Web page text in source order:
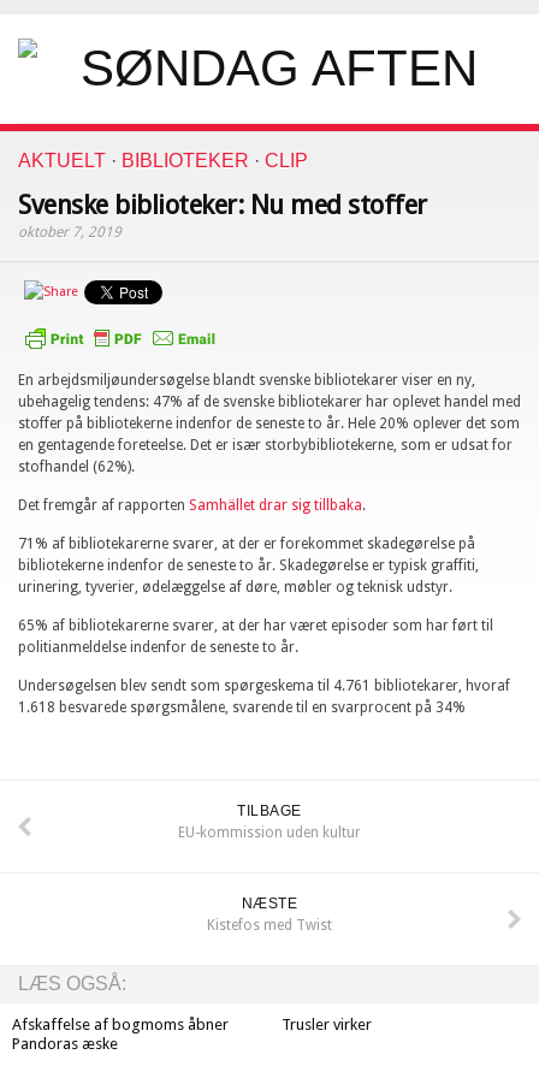
AKTUELT · BIBLIOTEKER · CLIP
Svenske biblioteker: Nu med stoffer
oktober 7, 2019
En arbejdsmiljøundersøgelse blandt svenske bibliotekarer viser en ny,
ubehagelig tendens: 47% af de svenske bibliotekarer har oplevet handel med
stoffer på bibliotekerne indenfor de seneste to år. Hele 20% oplever det som
en gentagende foreteelse. Det er især storbybibliotekerne, som er udsat for
stofhandel (62%).
Det fremgår af rapporten Samhället drar sig tillbaka.
71% af bibliotekarerne svarer, at der er forekommet skadegørelse på
bibliotekerne indenfor de seneste to år. Skadegørelse er typisk graffiti,
urinering, tyverier, ødelæggelse af døre, møbler og teknisk udstyr.
65% af bibliotekarerne svarer, at der har været episoder som har ført til
politianmeldelse indenfor de seneste to år.
Undersøgelsen blev sendt som spørgeskema til 4.761 bibliotekarer, hvoraf
1.618 besvarede spørgsmålene, svarende til en svarprocent på 34%
TILBAGE
EU-kommission uden kultur
NÆSTE
Kistefos med Twist
LÆS OGSÅ:
Afskaffelse af bogmoms åbner
Pandoras æske
Trusler virker